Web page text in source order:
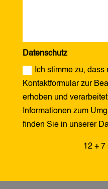
Datenschutz
Ich stimme zu,
Kontaktformular zur
erhoben und
Informationen zum
finden Sie in unserer
12 + 7